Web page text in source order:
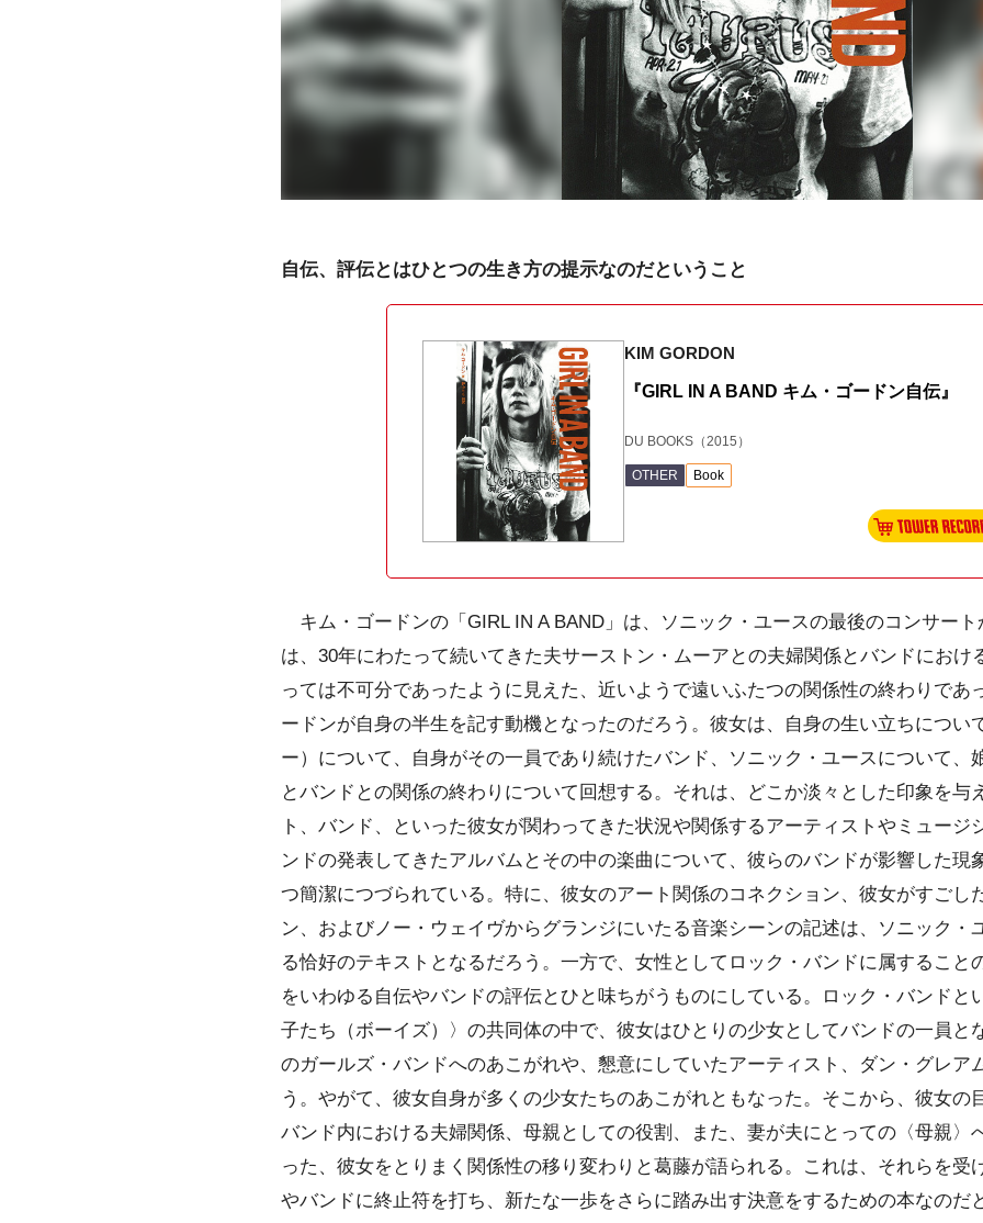
自伝、評伝とはひとつの生き方の提示なのだということ
KIM GORDON
『GIRL IN A BAND キム・ゴードン自伝』
DU BOOKS （2015）
OTHER Book
キム・ゴードンの「GIRL IN A BAND」は、ソニック・ユースの最後のコンサー
は、30年にわたって続いてきた夫サーストン・ムーアとの夫婦関係とバンドにおけ
っては不可分であったように見えた、近いようで遠いふたつの関係性の終わりであ
ードンが自身の半生を記す動機となったのだろう。彼女は、自身の生い立ちについ
ー）について、自身がその一員であり続けたバンド、ソニック・ユースについて、
とバンドとの関係の終わりについて回想する。それは、どこか淡々とした印象を与
ト、バンド、といった彼女が関わってきた状況や関係するアーティストやミュージ
ンドの発表してきたアルバムとその中の楽曲について、彼らのバンドが影響した現
つ簡潔につづられている。特に、彼女のアート関係のコネクション、彼女がすごし
ン、およびノー・ウェイヴからグランジにいたる音楽シーンの記述は、ソニック・
る恰好のテキストとなるだろう。一方で、女性としてロック・バンドに属すること
をいわゆる自伝やバンドの評伝とひと味ちがうものにしている。ロック・バンドと
子たち（ボーイズ）〉の共同体の中で、彼女はひとりの少女としてバンドの一員と
のガールズ・バンドへのあこがれや、懇意にしていたアーティスト、ダン・グレア
う。やがて、彼女自身が多くの少女たちのあこがれともなった。そこから、彼女の
バンド内における夫婦関係、母親としての役割、また、妻が夫にとっての〈母親〉
った、彼女をとりまく関係性の移り変わりと葛藤が語られる。これは、それらを受
やバンドに終止符を打ち、新たな一歩をさらに踏み出す決意をするための本なのだ